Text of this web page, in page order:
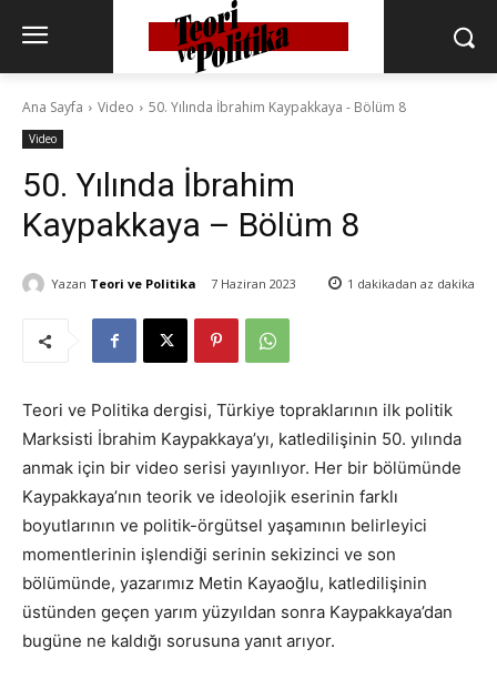
Ana Sayfa Video 50. Yılında İbrahim Kaypakkaya - Bölüm 8
Video
50. Yılında İbrahim
Kaypakkaya – Bölüm 8
Yazan Teori ve Politika 7 Haziran 2023 1 dakikadan az dakika
Teori ve Politika dergisi, Türkiye topraklarının ilk politik
Marksisti İbrahim Kaypakkaya’yı, katledilişinin 50. yılında
anmak için bir video serisi yayınlıyor. Her bir bölümünde
Kaypakkaya’nın teorik ve ideolojik eserinin farklı
boyutlarının ve politik-örgütsel yaşamının belirleyici
momentlerinin işlendiği serinin sekizinci ve son
bölümünde, yazarımız Metin Kayaoğlu, katledilişinin
üstünden geçen yarım yüzyıldan sonra Kaypakkaya’dan
bugüne ne kaldığı sorusuna yanıt arıyor.